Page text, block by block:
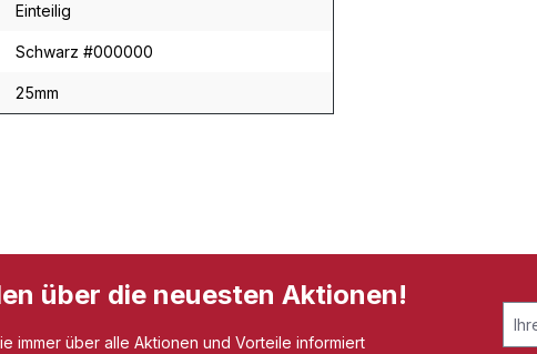
Einteilig
Schwarz #000000
25mm
über die neuesten Aktionen!
immer über alle Aktionen und Vorteile informiert